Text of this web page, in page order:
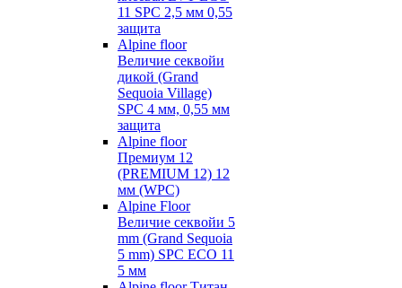
11 SPC 2,5 мм 0,55
защита
Alpine floor
Величие секвойи
дикой (Grand
Sequoia Village)
SPC 4 мм, 0,55 мм
защита
Alpine floor
Премиум 12
(PREMIUM 12) 12
мм (WPC)
Alpine Floor
Величие секвойи 5
mm (Grand Sequoia
5 mm) SPC ECO 11
5 мм